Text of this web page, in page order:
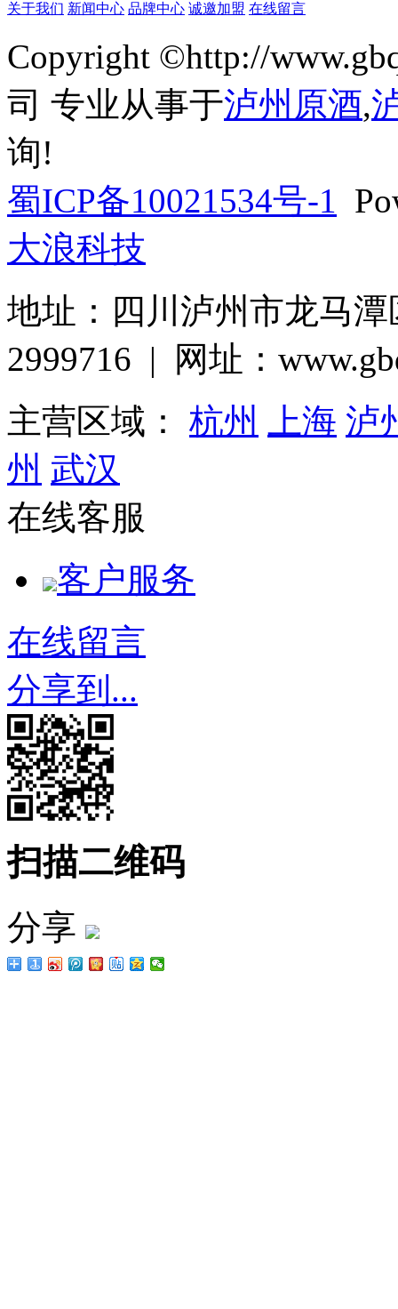
关于我们 新闻中心 品牌中心 诚邀加盟 在线留言
Copyright ©http://
司 专业从事于泸州原酒,
询!
蜀ICP备10021534号-1
大浪科技
地址：四川泸州市龙马
2999716 | 网址：
主营区域： 杭州 上海 泸
州 武汉
在线客服
客户服务
在线留言
分享到...
扫描二维码
分享